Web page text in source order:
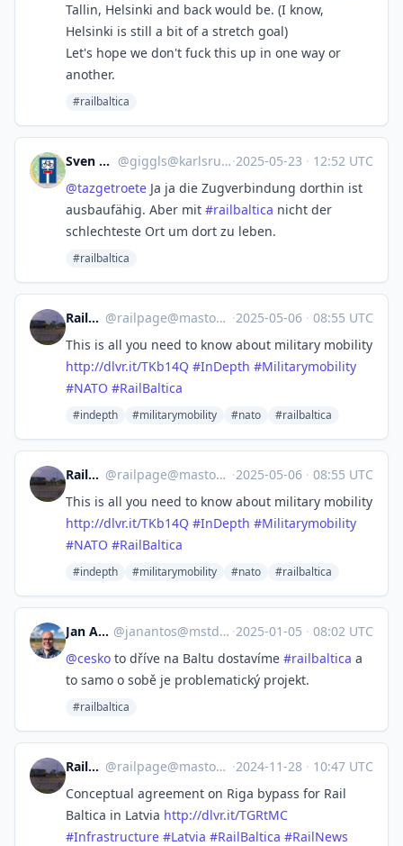
Tallin, Helsinki and back would be. (I know,
Helsinki is still a bit of a stretch goal)
Let's hope we don't fuck this up in one way or
another.
#railbaltica
Sven Geggus @giggls@karlsruhe-social.de ·2025-05-23 · 12:52 UTC
@tazgetroete Ja ja die Zugverbindung dorthin ist
ausbaufähig. Aber mit #railbaltica nicht der
schlechteste Ort um dort zu leben.
#railbaltica
Railpage @railpage@mastodon.social ·2025-05-06 · 08:55 UTC
This is all you need to know about military mobility
http://dlvr.it/TKb14Q #InDepth #Militarymobility
#NATO #RailBaltica
#indepth #militarymobility #nato #railbaltica
Railpage @railpage@mastodon.social ·2025-05-06 · 08:55 UTC
This is all you need to know about military mobility
http://dlvr.it/TKb14Q #InDepth #Militarymobility
#NATO #RailBaltica
#indepth #militarymobility #nato #railbaltica
Jan Antoš @janantos@mstdn.social ·2025-01-05 · 08:02 UTC
@cesko to dříve na Baltu dostavíme #railbaltica a
to samo o sobě je problematický projekt.
#railbaltica
Railpage @railpage@mastodon.social ·2024-11-28 · 10:47 UTC
Conceptual agreement on Riga bypass for Rail
Baltica in Latvia http://dlvr.it/TGRtMC
#Infrastructure #Latvia #RailBaltica #RailNews